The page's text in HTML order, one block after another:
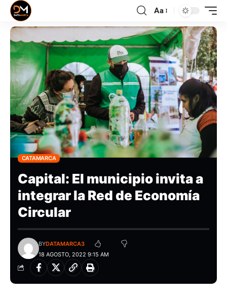
Aa
CATAMARCA
Capital: El municipio invita a
integrar la Red de Economía
Circular
18 AGOSTO, 2022 9:15 AM
BYDATAMARCA3